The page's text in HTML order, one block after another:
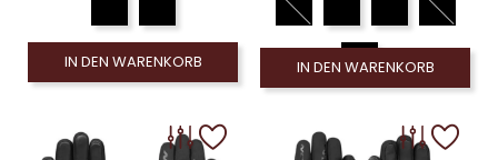
IN DEN WARENKORB IN DEN WARENKORB